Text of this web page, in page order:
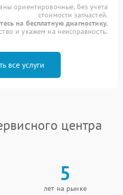
ориентировочные, без учета
стоимости запчастей.
на бесплатную диагностику.
и укажем на неисправность.
все услуги
центра
5
лет на рынке